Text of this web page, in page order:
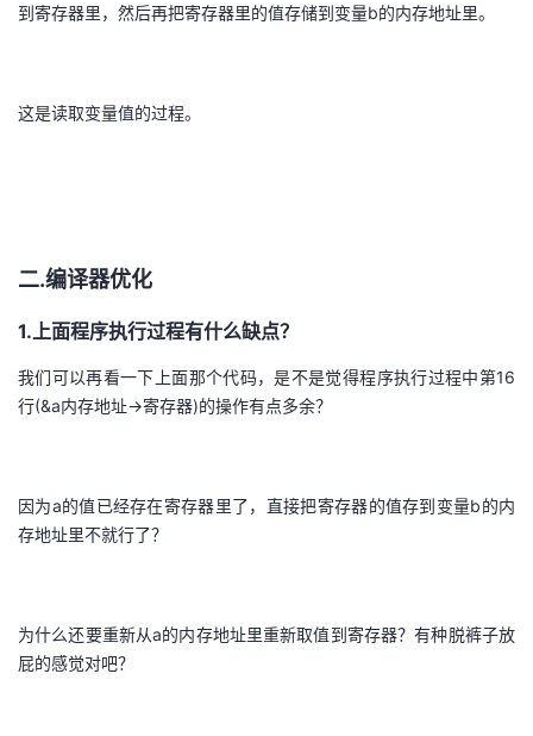
到寄存器里，然后再把寄存器里的值存储到变量b的内存地址里。
这是读取变量值的过程。
二.编译器优化
1.上面程序执行过程有什么缺点？
我们可以再看一下上面那个代码，是不是觉得程序执行过程中第16
行(&a内存地址->寄存器)的操作有点多余？
因为a的值已经存在寄存器里了，直接把寄存器的值存到变量b的内
存地址里不就行了？
为什么还要重新从a的内存地址里重新取值到寄存器？有种脱裤子放
屁的感觉对吧？